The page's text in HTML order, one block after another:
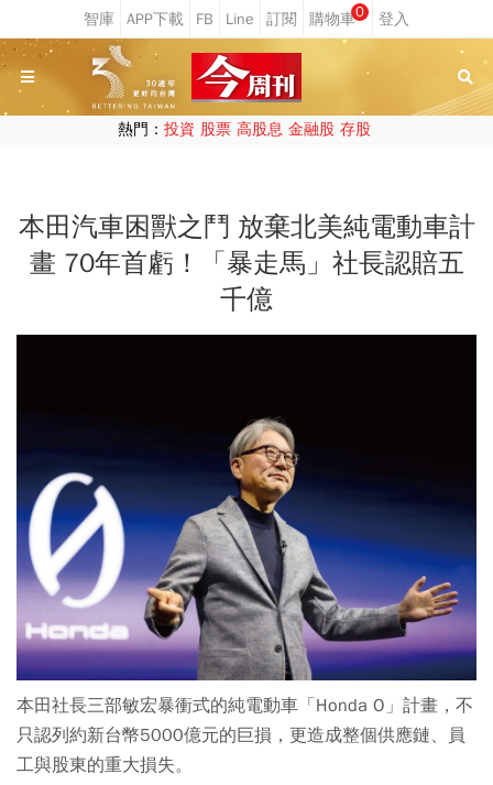
0
熱門： 投資 股票 高股息 金融股 存股
本田汽車困獸之鬥 放棄北美純電動車計
畫 70年首虧！「暴走馬」社長認賠五
千億
本田社長三部敏宏暴衝式的純電動車「Honda O」計畫，不
只認列約新台幣5000億元的巨損，更造成整個供應鏈、員
工與股東的重大損失。